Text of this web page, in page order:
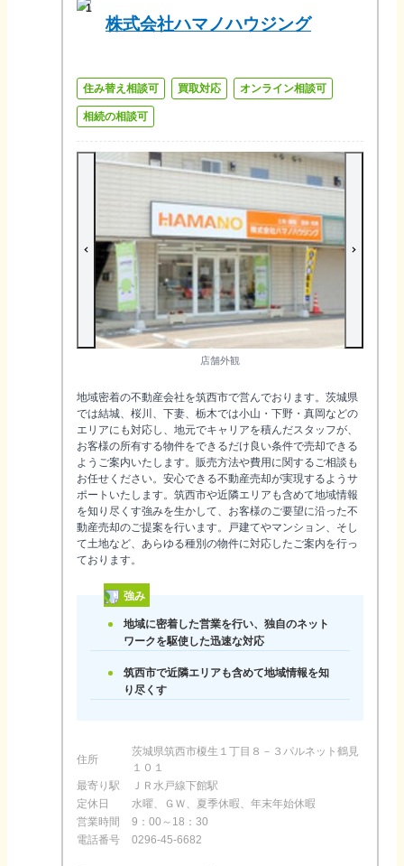
1
株式会社ハマノハウジング
住み替え相談可 買取対応 オンライン相談可
相続の相談可
店舗外観
地域密着の不動産会社を筑西市で営んでおります。茨城県
では結城、桜川、下妻、栃木では小山・下野・真岡などの
エリアにも対応し、地元でキャリアを積んだスタッフが、
お客様の所有する物件をできるだけ良い条件で売却できる
ようご案内いたします。販売方法や費用に関するご相談も
お任せください。安心できる不動産売却が実現するようサ
ポートいたします。筑西市や近隣エリアも含めて地域情報
を知り尽くす強みを生かして、お客様のご要望に沿った不
動産売却のご提案を行います。戸建てやマンション、そし
て土地など、あらゆる種別の物件に対応したご案内を行っ
ております。
強み
地域に密着した営業を行い、独自のネット
ワークを駆使した迅速な対応
筑西市で近隣エリアも含めて地域情報を知
り尽くす
住所
茨城県筑西市榎生１丁目８－３パルネット鶴見
１０１
最寄り駅
ＪＲ水戸線下館駅
定休日
水曜、ＧＷ、夏季休暇、年末年始休暇
営業時間
9：00～18：30
電話番号
0296-45-6682